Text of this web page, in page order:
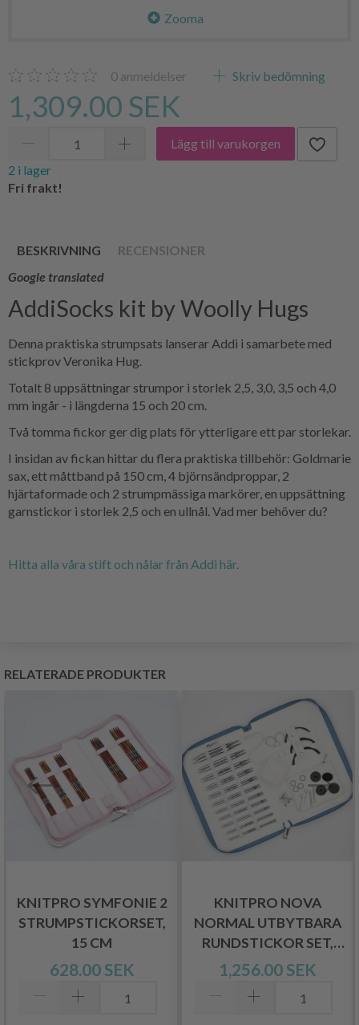
Zooma
0 anmeldelser Skriv bedömning
1,309.00 SEK
Lägg till varukorgen
2 i lager
Fri frakt!
BESKRIVNING
RECENSIONER
Google translated
AddiSocks kit by Woolly Hugs
Denna praktiska strumpsats lanserar Addi i samarbete med
stickprov Veronika Hug.
Totalt 8 uppsättningar strumpor i storlek 2,5, 3,0, 3,5 och 4,0
mm ingår - i längderna 15 och 20 cm.
Två tomma fickor ger dig plats för ytterligare ett par storlekar.
I insidan av fickan hittar du flera praktiska tillbehör: Goldmarie
sax, ett måttband på 150 cm, 4 björnsändproppar, 2
hjärtaformade och 2 strumpmässiga markörer, en uppsättning
garnstickor i storlek 2,5 och en ullnål. Vad mer behöver du?
Hitta alla våra stift och nålar från Addi här.
RELATERADE PRODUKTER
KNITPRO SYMFONIE 2
STRUMPSTICKORSET,
15 CM
628.00 SEK
KNITPRO NOVA
NORMAL UTBYTBARA
RUNDSTICKOR SET,
REGAL, 13 CM
1,256.00 SEK